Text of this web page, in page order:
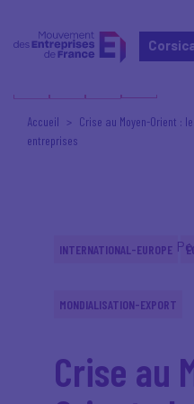
Accueil
Crise au Moyen-Orient :
entreprises
INTERNATIONAL-EUROPE
MONDIALISATION-EXPORT
Crise au